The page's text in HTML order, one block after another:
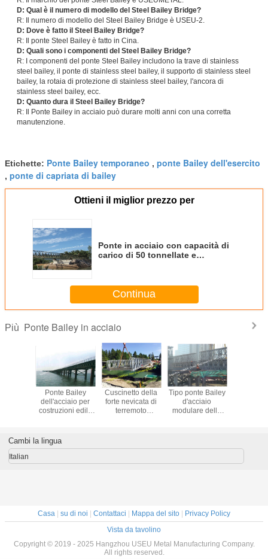
D: Qual è il numero di modello del Steel Bailey Bridge?
R: Il numero di modello del Steel Bailey Bridge è USEU-2.
D: Dove è fatto il Steel Bailey Bridge?
R: Il ponte Steel Bailey è fatto in Cina.
D: Quali sono i componenti del Steel Bailey Bridge?
R: I componenti del ponte Steel Bailey includono la trave di stainless
steel bailey, il ponte di stainless steel bailey, il supporto di stainless steel
bailey, la rotaia di protezione di stainless steel bailey, l'ancora di
stainless steel bailey, ecc.
D: Quanto dura il Steel Bailey Bridge?
R: Il Ponte Bailey in acciaio può durare molti anni con una corretta
manutenzione.
Etichette: Ponte Bailey temporaneo , ponte Bailey dell'esercito
, ponte di capriata di bailey
Ottieni il miglior prezzo per
Ponte in acciaio con capacità di
carico di 50 tonnellate e
Continua
Più Ponte Bailey in acciaio
Ponte Bailey
dell'acciaio per
costruzioni edili,
dell'esercito della
costruzione della
della strada
Cuscinetto della
forte nevicata di
terremoto
dipinta o calda del
d'acciaio portatile
Tipo ponte Bailey
d'acciaio
modulare della
installazione in
Cambi la lingua
Italian
Casa | su di noi | Contattaci | Mappa del sito | Privacy Policy
Vista da tavolino
Copyright © 2019 - 2025 Hangzhou USEU Metal Manufacturing Company.
All rights reserved.